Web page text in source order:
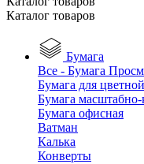
Каталог товаров
Бумага
Все - Бумага
Бумага для
Бумага масштабно-
Бумага офисная
Ватман
Калька
Конверты